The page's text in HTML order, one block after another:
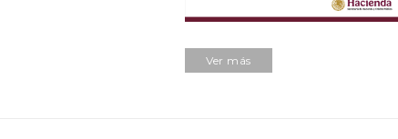
Ver más